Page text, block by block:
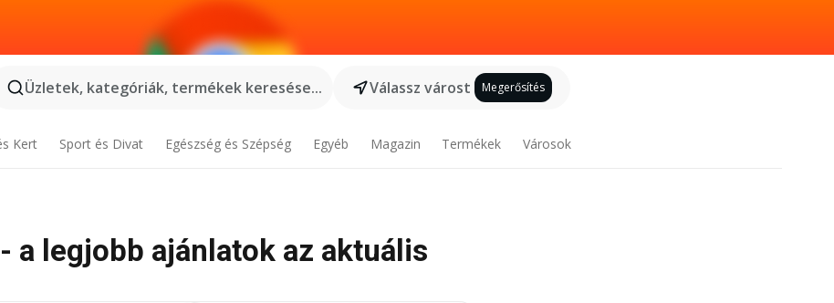
Üzletek, kategóriák, termékek keresése...
Válassz várost Megerősítés
Kert Sport és Divat Egészség és Szépség Egyéb Magazin Termékek Városok
a legjobb ajánlatok az aktuális